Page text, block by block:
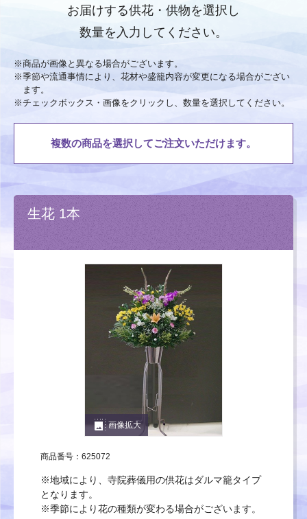
お届けする供花・供物を選択し
数量を入力してください。
※商品が画像と異なる場合がございます。
※季節や流通事情により、花材や盛籠内容が変更になる場合がござい
ます。
※チェックボックス・画像をクリックし、数量を選択してください。
複数の商品を選択してご注文いただけます。
生花 1本
photo_size_select_large画像拡大
商品番号：625072
※地域により、寺院葬儀用の供花はダルマ籠タイプ
となります。
※季節により花の種類が変わる場合がございます。